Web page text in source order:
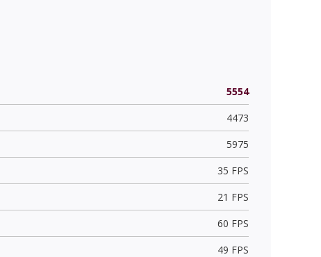
5554
4473
5975
35 FPS
21 FPS
60 FPS
49 FPS